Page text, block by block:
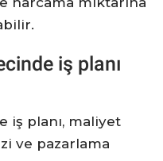
iş planı
iş planı, maliyet
ve pazarlama